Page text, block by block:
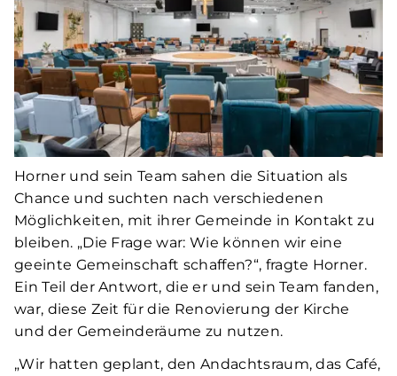
Horner und sein Team sahen die Situation als
Chance und suchten nach verschiedenen
Möglichkeiten, mit ihrer Gemeinde in Kontakt zu
bleiben. „Die Frage war: Wie können wir eine
geeinte Gemeinschaft schaffen?“, fragte Horner.
Ein Teil der Antwort, die er und sein Team fanden,
war, diese Zeit für die Renovierung der Kirche
und der Gemeinderäume zu nutzen.
„Wir hatten geplant, den Andachtsraum, das Café,